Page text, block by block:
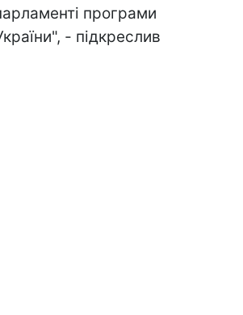
програми
- підкреслив